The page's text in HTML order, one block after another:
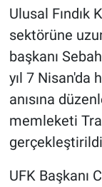
Ulusal Fındık
sektörüne
başkanı
yıl 7 Nisan'da
anısına
memleketi
UFK Başkanı
HABERDE
POLİTİKA
SPOR
MAGAZİN
Bilim,